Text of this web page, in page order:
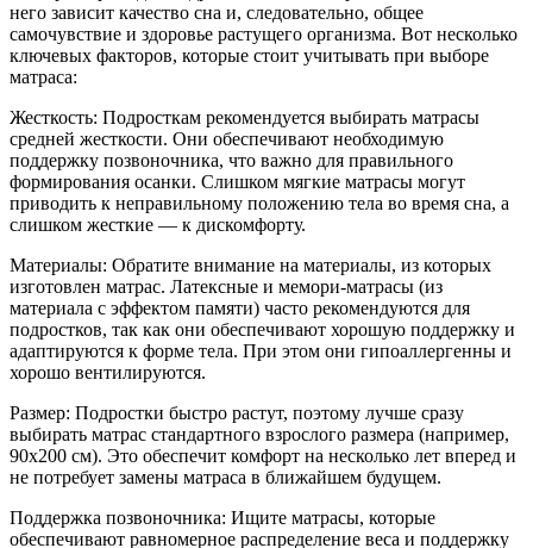
него зависит качество сна и, следовательно, общее
самочувствие и здоровье растущего организма. Вот несколько
ключевых факторов, которые стоит учитывать при выборе
матраса:
Жесткость: Подросткам рекомендуется выбирать матрасы
средней жесткости. Они обеспечивают необходимую
поддержку позвоночника, что важно для правильного
формирования осанки. Слишком мягкие матрасы могут
приводить к неправильному положению тела во время сна, а
слишком жесткие — к дискомфорту.
Материалы: Обратите внимание на материалы, из которых
изготовлен матрас. Латексные и мемори-матрасы (из
материала с эффектом памяти) часто рекомендуются для
подростков, так как они обеспечивают хорошую поддержку и
адаптируются к форме тела. При этом они гипоаллергенны и
хорошо вентилируются.
Размер: Подростки быстро растут, поэтому лучше сразу
выбирать матрас стандартного взрослого размера (например,
90x200 см). Это обеспечит комфорт на несколько лет вперед и
не потребует замены матраса в ближайшем будущем.
Поддержка позвоночника: Ищите матрасы, которые
обеспечивают равномерное распределение веса и поддержку